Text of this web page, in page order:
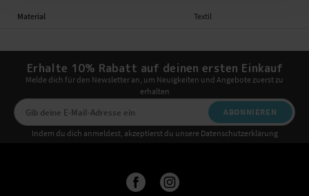
Material Textil
Erhalte 10% Rabatt auf deinen ersten Einkauf
Melde dich für den Newsletter an, um Neuigkeiten und Angebote zuerst zu
erhalten
ABONNIEREN
Indem du dich anmeldest, akzeptierst du unsere Datenschutzerklärung